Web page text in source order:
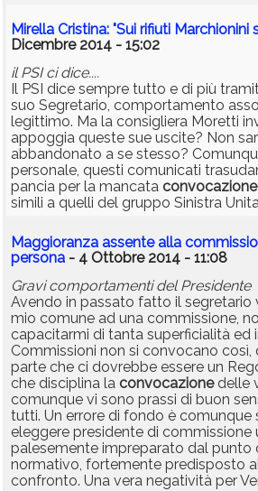
Mirella Cristina: "Sui rifiuti
Dicembre 2014 - 15:02
il PSI ci dice....
Il PSI dice sempre tutto e di più
suo Segretario, comportamento
legittimo. Ma la consigliera Moretti
appoggia queste sue uscite? Non
abbandonato a se stesso?
personale, questi comunicati
pancia per la mancata convocazione
simili a quelli del gruppo Sinistra
Maggioranza assente alla
persona - 4 Ottobre 2014 - 11:08
Gravi comportamenti del Presidente
Avendo in passato fatto il segretario
mio comune ad una commissione,
capacitarmi di tanta superficialità ed
Commissioni non si convocano così,
parte che ci dovrebbe essere un
che disciplina la convocazionedelle
comunque vi sono prassi di buon
tutti. Un errore di fondo è comunque
eleggere presidente di commissione
palesemente impreparato dal punto
normativo, fortemente predisposto
confronto. Una vera negatività per